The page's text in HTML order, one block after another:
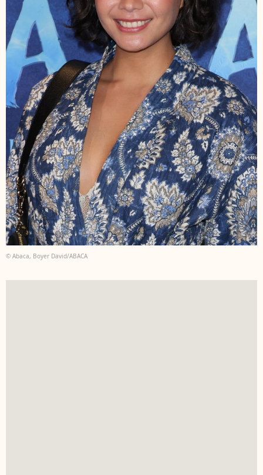
© Abaca, Boyer David/ABACA